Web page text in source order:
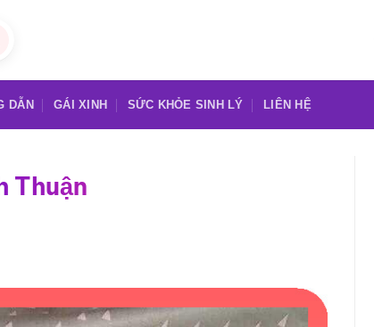
DẪN GÁI XINH SỨC KHỎE SINH LÝ LIÊN HỆ
Thuận